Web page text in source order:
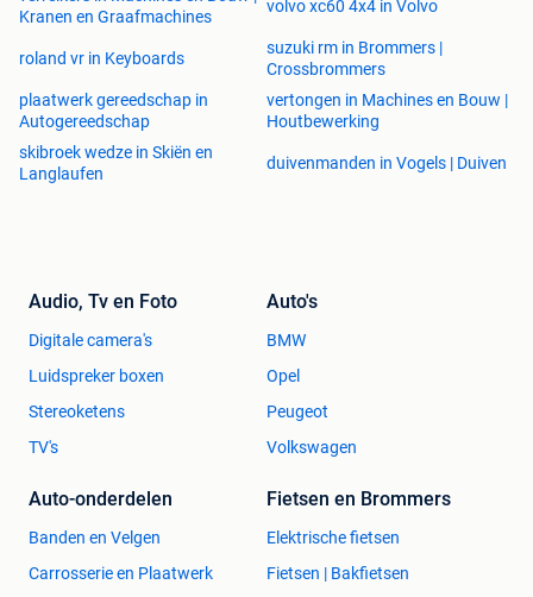
Kranen en Graafmachines
volvo xc60 4x4 in Volvo
roland vr in Keyboards
suzuki rm in Brommers |
Crossbrommers
plaatwerk gereedschap in
Autogereedschap
vertongen in Machines en Bouw |
Houtbewerking
skibroek wedze in Skiën en
Langlaufen
duivenmanden in Vogels | Duiven
Audio, Tv en Foto
Digitale camera's
Luidspreker boxen
Stereoketens
TV's
Auto's
BMW
Opel
Peugeot
Volkswagen
Auto-onderdelen
Banden en Velgen
Carrosserie en Plaatwerk
Fietsen en Brommers
Elektrische fietsen
Fietsen | Bakfietsen